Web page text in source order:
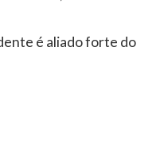
é aliado forte do